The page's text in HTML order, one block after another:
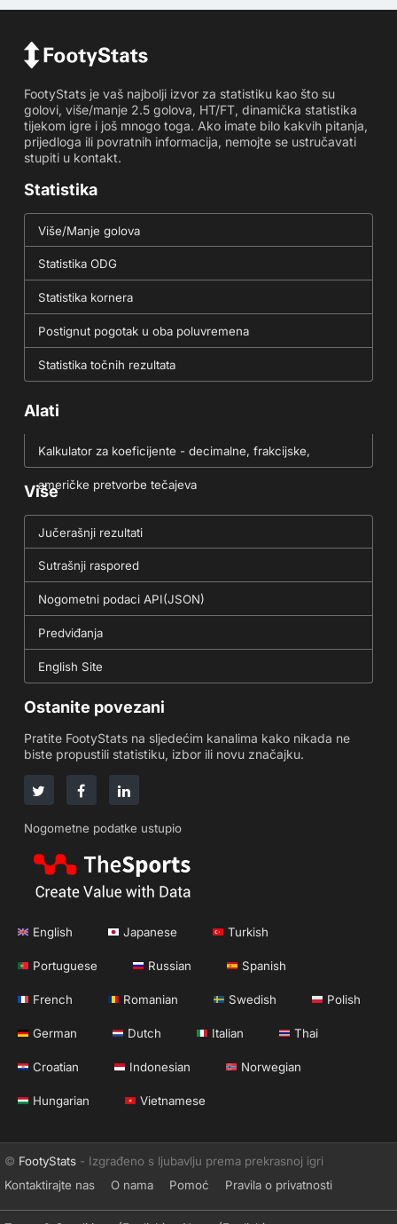
FootyStats je vaš najbolji izvor za statistiku kao što su
golovi, više/manje 2.5 golova, HT/FT, dinamička statistika
tijekom igre i još mnogo toga. Ako imate bilo kakvih pitanja,
prijedloga ili povratnih informacija, nemojte se ustručavati
stupiti u kontakt.
Statistika
Više/Manje golova
Statistika ODG
Statistika kornera
Postignut pogotak u oba poluvremena
Statistika točnih rezultata
Alati
Kalkulator za koeficijente - decimalne, frakcijske,
američke pretvorbe tečajeva
Više
Jučerašnji rezultati
Sutrašnji raspored
Nogometni podaci API(JSON)
Predviđanja
English Site
Ostanite povezani
Pratite FootyStats na sljedećim kanalima kako nikada ne
biste propustili statistiku, izbor ili novu značajku.
Nogometne podatke ustupio
English Japanese Turkish
Portuguese Russian Spanish
French Romanian Swedish Polish
German Dutch Italian Thai
Croatian Indonesian Norwegian
Hungarian Vietnamese
© FootyStats - Izgrađeno s ljubavlju prema prekrasnoj igri
Kontaktirajte nas
O nama Pomoć Pravila o privatnosti